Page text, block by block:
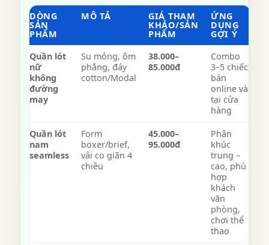
DÒNG
SẢN
PHẨM
MÔ TẢ GIÁ THAM
KHẢO/SẢN
PHẨM
ỨNG
DỤNG
GỢI Ý
Quần lót
nữ
không
đường
may
Su mỏng, ôm
phẳng, đáy
cotton/Modal
38.000–
85.000đ
Combo
3–5 chiếc,
bán
online và
tại cửa
hàng
Quần lót
nam
seamless
Form
boxer/brief,
vải co giãn 4
chiều
45.000–
95.000đ
Phân
khúc
trung –
cao, phù
hợp
khách
văn
phòng,
chơi thể
thao